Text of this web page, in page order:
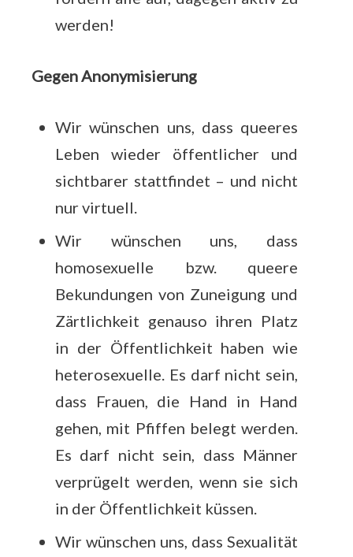
werden!
Gegen Anonymisierung
Wir wünschen uns, dass queeres
Leben wieder öffentlicher und
sichtbarer stattfindet – und nicht
nur virtuell.
Wir wünschen uns, dass
homosexuelle bzw. queere
Bekundungen von Zuneigung und
Zärtlichkeit genauso ihren Platz
in der Öffentlichkeit haben wie
heterosexuelle. Es darf nicht sein,
dass Frauen, die Hand in Hand
gehen, mit Pfiffen belegt werden.
Es darf nicht sein, dass Männer
verprügelt werden, wenn sie sich
in der Öffentlichkeit küssen.
Wir wünschen uns, dass Sexualität